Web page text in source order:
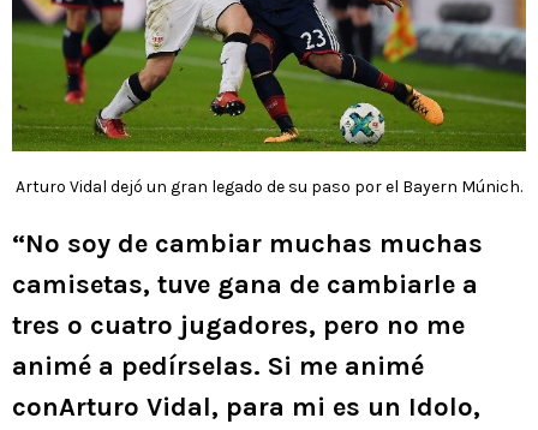
Arturo Vidal dejó un gran legado de su paso por el Bayern Múnich.
“No soy de cambiar muchas muchas
camisetas, tuve gana de cambiarle a
tres o cuatro jugadores, pero no me
animé a pedírselas. Si me animé
conArturo Vidal, para mi es un Idolo,